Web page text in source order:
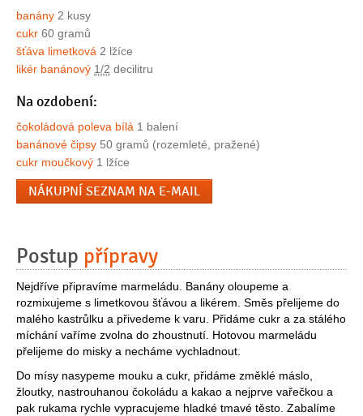
banány 2 kusy
cukr 60 gramů
šťáva limetková 2 lžíce
likér banánový 1/2 decilitru
Na ozdobení:
čokoládová poleva bílá 1 balení
banánové čipsy 50 gramů (rozemleté, pražené)
cukr moučkový 1 lžíce
NÁKUPNÍ SEZNAM NA E-MAIL
Postup přípravy
Nejdříve připravíme marmeládu. Banány oloupeme a
rozmixujeme s limetkovou šťávou a likérem. Směs přelijeme do
malého kastrůlku a přivedeme k varu. Přidáme cukr a za stálého
míchání vaříme zvolna do zhoustnutí. Hotovou marmeládu
přelijeme do misky a necháme vychladnout.
Do mísy nasypeme mouku a cukr, přidáme změklé máslo,
žloutky, nastrouhanou čokoládu a kakao a nejprve vařečkou a
pak rukama rychle vypracujeme hladké tmavé těsto. Zabalíme